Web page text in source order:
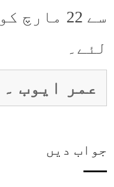
سے 22
لئے۔
عمر ایوب
جواب دیں